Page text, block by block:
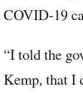
COVID-19
“I told the
Kemp, that I